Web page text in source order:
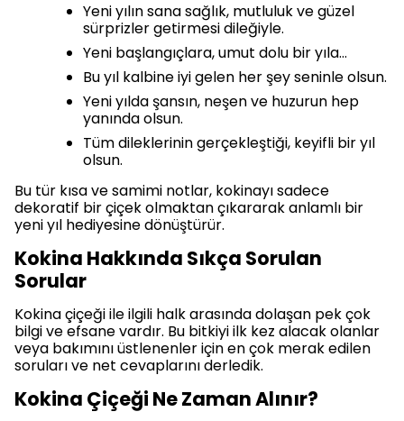
Yeni yılın sana sağlık, mutluluk ve güzel
sürprizler getirmesi dileğiyle.
Yeni başlangıçlara, umut dolu bir yıla…
Bu yıl kalbine iyi gelen her şey seninle olsun.
Yeni yılda şansın, neşen ve huzurun hep
yanında olsun.
Tüm dileklerinin gerçekleştiği, keyifli bir yıl
olsun.
Bu tür kısa ve samimi notlar, kokinayı sadece
dekoratif bir çiçek olmaktan çıkararak anlamlı bir
yeni yıl hediyesine dönüştürür.
Kokina Hakkında Sıkça Sorulan
Sorular
Kokina çiçeği ile ilgili halk arasında dolaşan pek çok
bilgi ve efsane vardır. Bu bitkiyi ilk kez alacak olanlar
veya bakımını üstlenenler için en çok merak edilen
soruları ve net cevaplarını derledik.
Kokina Çiçeği Ne Zaman Alınır?